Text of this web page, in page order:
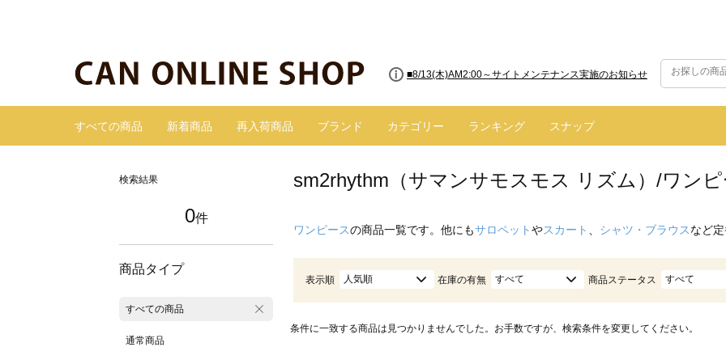
■8/13(木)AM2:00～サイトメンテナンス実施のお知らせ
すべての商品 新着商品 再入荷商品 ブランド カテゴリー ランキング スナップ
検索結果
0件
商品タイプ
すべての商品
通常商品
sm2rhythm（サマンサモスモス リズム）/ワン
ワンピースの商品一覧です。他にもサロペットやスカート シャツ・ブラウスなど
表示順 人気順 在庫の有無 すべて 商品ステータス すべて
条件に一致する商品は見つかりませんでした。お手数ですが、検索条件を変更してください。